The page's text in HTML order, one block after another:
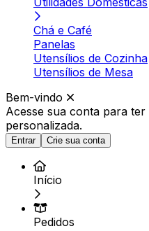
Chá e Café
Panelas
Utensílios de Cozinha
Utensílios de Mesa
Bem-vindo
Acesse sua conta para ter
personalizada.
Entrar Crie sua conta
Início
Pedidos